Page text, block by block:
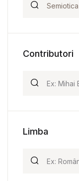
Contributori
Limba